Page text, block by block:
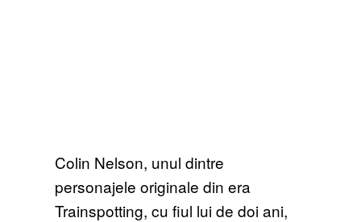
Colin Nelson, unul dintre
personajele originale din era
Trainspotting, cu fiul lui de doi ani,